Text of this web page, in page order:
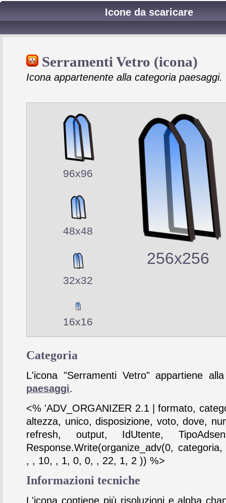
Icone da scaricare
Serramenti Vetro (icona)
Icona appartenente alla categoria paesaggi.
96x96
48x48
32x32
16x16
256x256
Categoria
L'icona "Serramenti Vetro" appartiene
paesaggi.
<% 'ADV_ORGANIZER 2.1 | formato,
altezza, unico, disposizione, voto, dove,
refresh, output, IdUtente,
Response.Write(organize_adv(0,
, , 10, , 1, 0, 0, , 22, 1, 2 )) %>
Informazioni tecniche
L'icona contiene più risoluzioni e alpha